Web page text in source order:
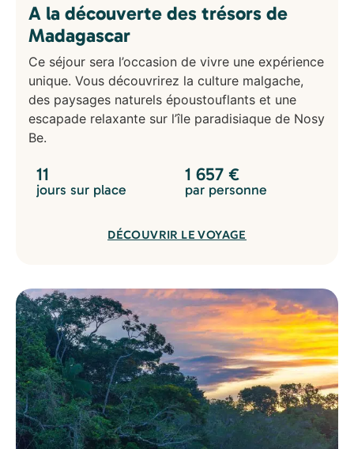
A la découverte des trésors de
Madagascar
Ce séjour sera l’occasion de vivre une expérience
unique. Vous découvrirez la culture malgache,
des paysages naturels époustouflants et une
escapade relaxante sur l’île paradisiaque de Nosy
Be.
11
jours sur place
1 657 €
par personne
DÉCOUVRIR LE VOYAGE